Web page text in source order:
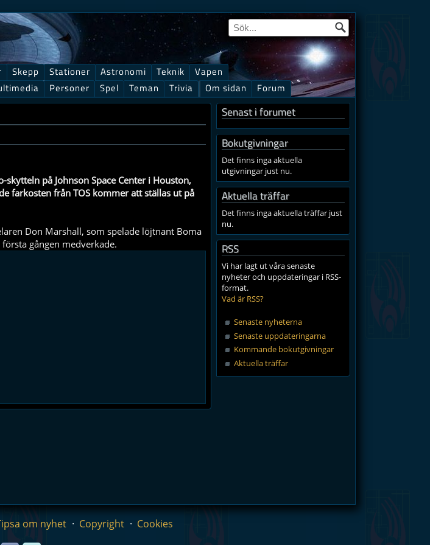
på Johnson Space Center i Houston,
farkosten från TOS kommer att ställas ut på
Don Marshall, som spelade löjtnant Boma
gången medverkade.
Senast i forumet
Bokutgivningar
Det finns inga aktuella
utgivningar just nu.
Aktuella träffar
Det finns inga aktuella träffar just
nu.
RSS
Vi har lagt ut våra senaste
nyheter och uppdateringar i RSS-
format.
Vad är RSS?
Senaste nyheterna
Senaste uppdateringarna
Kommande bokutgivningar
Aktuella träffar
Skepp Stationer Astronomi Teknik
Vapen
Personer Spel Teman Trivia Om sidan Forum
om nyhet Copyright Cookies